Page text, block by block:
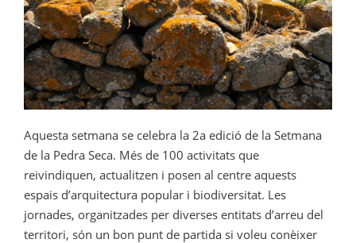
Aquesta setmana se celebra la 2a edició de la Setmana
de la Pedra Seca. Més de 100 activitats que
reivindiquen, actualitzen i posen al centre aquests
espais d’arquitectura popular i biodiversitat. Les
jornades, organitzades per diverses entitats d’arreu del
territori, són un bon punt de partida si voleu conèixer